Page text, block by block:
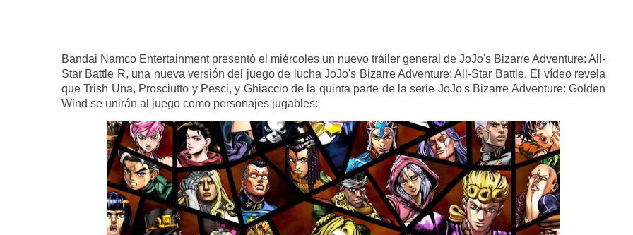
Bandai Namco Entertainment presentó el miércoles un nuevo tráiler general de JoJo's Bizarre Adventure: All-
Star Battle R, una nueva versión del juego de lucha JoJo's Bizarre Adventure: All-Star Battle. El vídeo revela
que Trish Una, Prosciutto y Pesci, y Ghiaccio de la quinta parte de la serie JoJo's Bizarre Adventure: Golden
Wind se unirán al juego como personajes jugables: